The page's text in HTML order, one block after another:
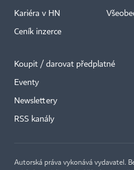
Kariéra v HN
Ceník inzerce
Koupit / darovat předplatné
Eventy
Newslettery
RSS kanály
Autorská práva vykonává vydavatel.